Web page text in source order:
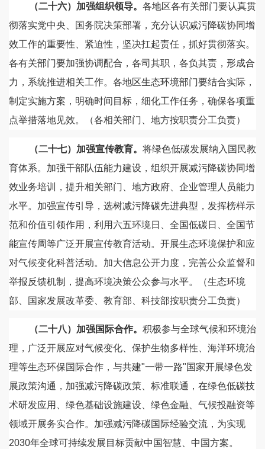
（二十六）加强组织领导。 各地区各有关部门要认真贯
彻落实党中央、国务院决策部署，充分认识减污降碳协同增
效工作的重要性、紧迫性，坚决扛起责任，抓好贯彻落实。
各有关部门要加强协调配合，各司其职，各负其责，形成合
力，系统推进相关工作。各地区生态环境部门要结合实际，
制定实施方案，明确时间目标，细化工作任务，确保各项重
点举措落地见效。（各相关部门、地方按职责分工负责）
（二十七）加强宣传教育。 将绿色低碳发展纳入国民教
育体系。加强干部队伍能力建设，组织开展减污降碳协同增
效业务培训，提升相关部门、地方政府、企业管理人员能力
水平。加强宣传引导，选树减污降碳先进典型，发挥榜样示
范和价值引领作用，利用六五环境日、全国低碳日、全国节
能宣传周等广泛开展宣传教育活动。开展生态环境保护和应
对气候变化科普活动。加大信息公开力度，完善公众监督和
举报反馈机制，提高环境决策公众参与水平。（生态环境
部、国家发展改革委、教育部、科技部按职责分工负责）
（二十八）加强国际合作。 积极参与全球气候和环境治
理，广泛开展应对气候变化、保护生物多样性、海洋环境治
理等生态环保国际合作，与共建"一带一路"国家开展绿色发
展政策沟通，加强减污降碳政策、标准联通，在绿色低碳技
术研发应用、绿色基础设施建设、绿色金融、气候投融资等
领域开展务实合作。加强减污降碳国际经验交流，为实现
2030年全球可持续发展目标贡献中国智慧、中国方案。